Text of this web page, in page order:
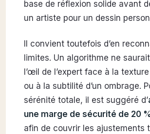
base de réflexion solide avant
un artiste pour un dessin
Il convient toutefois d’en
limites. Un algorithme ne
l’œil de l’expert face à la texture
ou à la subtilité d’un ombrage.
sérénité totale, il est suggéré d’
une marge de sécurité de 20
afin de couvrir les ajustements